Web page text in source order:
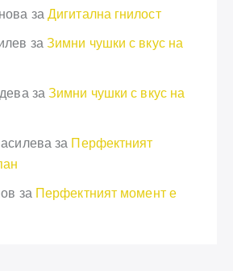
за Дигитална гнилост
за Зимни чушки с вкус на
заЗимни чушки с вкус на
за Перфектният
за Перфектният момент е